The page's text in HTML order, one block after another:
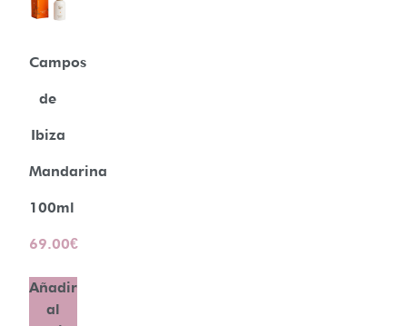
Campos
de
Ibiza
Mandarina
100ml
69.00€
Añadir
al